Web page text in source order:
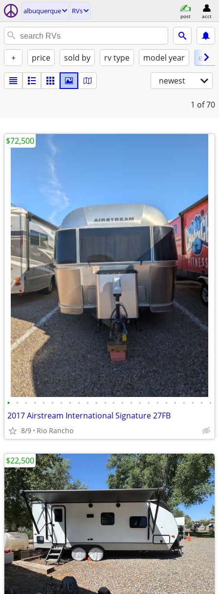
albuquerque RVs
post acct
+ price sold by rv type model year
newest
1 of 70
• • • • • • • • • • • • • • • • • • • • • • • •
2017 Airstream International Signature 27FB
8/9 Rio Rancho
$72,500
$22,500